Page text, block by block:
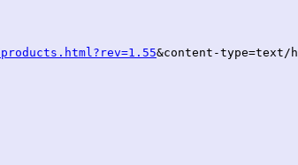
&content-type=text/